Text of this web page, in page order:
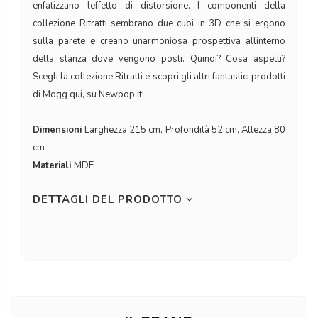
enfatizzano leffetto di distorsione. I componenti della
collezione Ritratti sembrano due cubi in 3D che si ergono
sulla parete e creano unarmoniosa prospettiva allinterno
della stanza dove vengono posti. Quindi? Cosa aspetti?
Scegli la collezione Ritratti e scopri gli altri fantastici prodotti
di Mogg qui, su Newpop.it!
DimensioniLarghezza 215 cm, Profondità 52 cm, Altezza 80
cm
Materiali MDF
DETTAGLI DEL PRODOTTO